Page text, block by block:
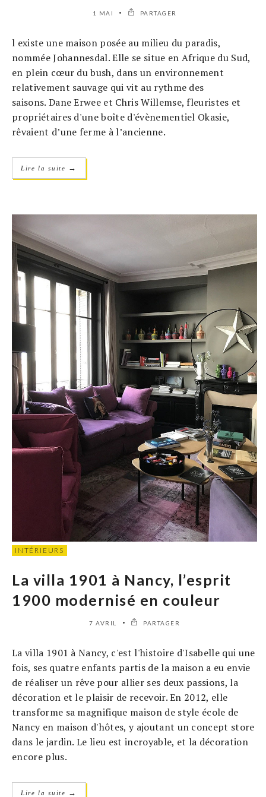
1 MAI PARTAGER
l existe une maison posée au milieu du paradis,
nommée Johannesdal. Elle se situe en Afrique du Sud,
en plein cœur du bush, dans un environnement
relativement sauvage qui vit au rythme des
saisons. Dane Erwee et Chris Willemse, fleuristes et
propriétaires d'une boîte d'évènementiel Okasie,
rêvaient d’une ferme à l’ancienne.
Lire la suite →
INTÉRIEURS
La villa 1901 à Nancy, l’esprit
1900 modernisé en couleur
7 AVRIL PARTAGER
La villa 1901 à Nancy, c'est l'histoire d'Isabelle qui une
fois, ses quatre enfants partis de la maison a eu envie
de réaliser un rêve pour allier ses deux passions, la
décoration et le plaisir de recevoir. En 2012, elle
transforme sa magnifique maison de style école de
Nancy en maison d'hôtes, y ajoutant un concept store
dans le jardin. Le lieu est incroyable, et la décoration
encore plus.
Lire la suite →